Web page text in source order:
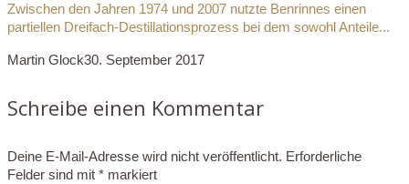
Zwischen den Jahren 1974 und 2007 nutzte Benrinnes einen
partiellen Dreifach-Destillationsprozess bei dem sowohl Anteile...
Martin Glock30. September 2017
Schreibe einen Kommentar
Deine E-Mail-Adresse wird nicht veröffentlicht. Erforderliche
Felder sind mit * markiert